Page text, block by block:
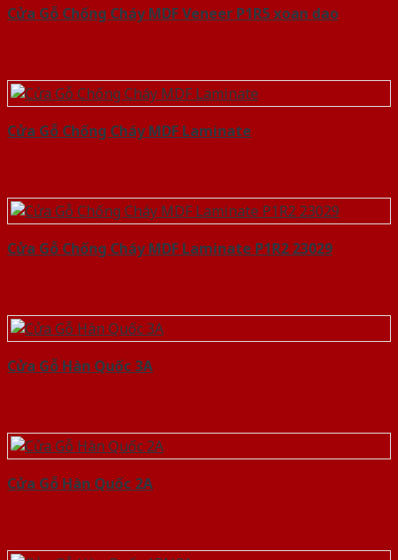
Cửa Gỗ Chống Cháy MDF Veneer P1R5 xoan dao
Cửa Gỗ Chống Cháy MDF Laminate
Cửa Gỗ Chống Cháy MDF Laminate P1R2 23029
Cửa Gỗ Hàn Quốc 3A
Cửa Gỗ Hàn Quốc 2A